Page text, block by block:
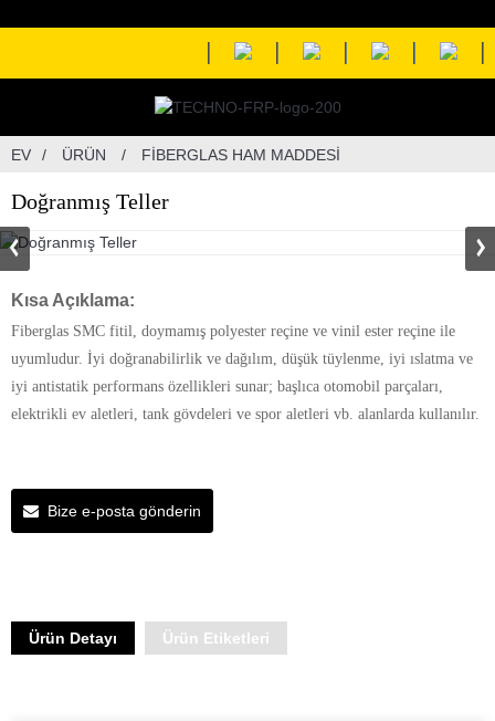
EV ÜRÜN FIBERGLAS HAM MADDESI
Doğranmış Teller
Kısa Açıklama:
Fiberglas SMC fitil, doymamış polyester reçine ve vinil ester reçine ile
uyumludur. İyi doğranabilirlik ve dağılım, düşük tüylenme, iyi ıslatma ve
iyi antistatik performans özellikleri sunar; başlıca otomobil parçaları,
elektrikli ev aletleri, tank gövdeleri ve spor aletleri vb. alanlarda kullanılır.
Bize e-posta gönderin
Ürün Detayı Ürün Etiketleri